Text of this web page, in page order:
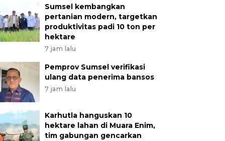
Sumsel kembangkan
pertanian modern, targetkan
produktivitas padi 10 ton per
hektare
7 jam lalu
Pemprov Sumsel verifikasi
ulang data penerima bansos
7 jam lalu
Karhutla hanguskan 10
hektare lahan di Muara Enim,
tim gabungan gencarkan